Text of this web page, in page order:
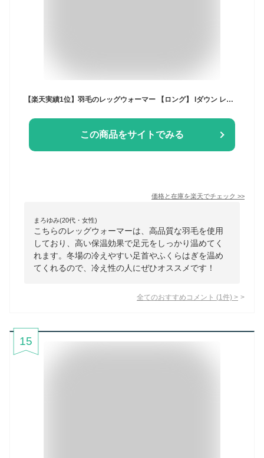
【楽天実績1位】羽毛のレッグウォーマー 【ロング】 lダウン レディース メンズ 羽毛 冬用 しめつけない 冷え対策 睡眠 ギフト プレゼント 贈り物 レッグ ウォーマー 足首 着脱 簡単 マジックテープ 足 冷え 温める 暖かグッズ 足首ウォーマー ふくらはぎ 足元 温める グッズ
この商品をサイトでみる
価格と在庫を楽天でチェック >>
まろゆみ(20代・女性)
こちらのレッグウォーマーは、高品質な羽毛を使用
しており、高い保温効果で足元をしっかり温めてく
れます。冬場の冷えやすい足首やふくらはぎを温め
てくれるので、冷え性の人にぜひオススメです！
全てのおすすめコメント (1 件) >
15